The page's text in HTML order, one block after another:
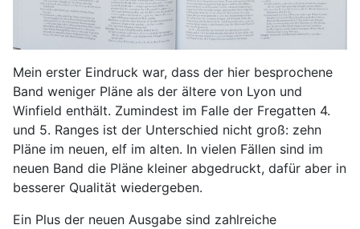
Mein erster Eindruck war, dass der hier besprochene
Band weniger Pläne als der ältere von Lyon und
Winfield enthält. Zumindest im Falle der Fregatten 4.
und 5. Ranges ist der Unterschied nicht groß: zehn
Pläne im neuen, elf im alten. In vielen Fällen sind im
neuen Band die Pläne kleiner abgedruckt, dafür aber in
besserer Qualität wiedergeben.
Ein Plus der neuen Ausgabe sind zahlreiche